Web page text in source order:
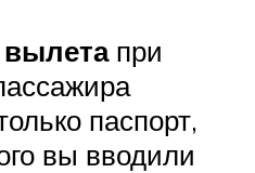
при
паспорт,
вы вводили